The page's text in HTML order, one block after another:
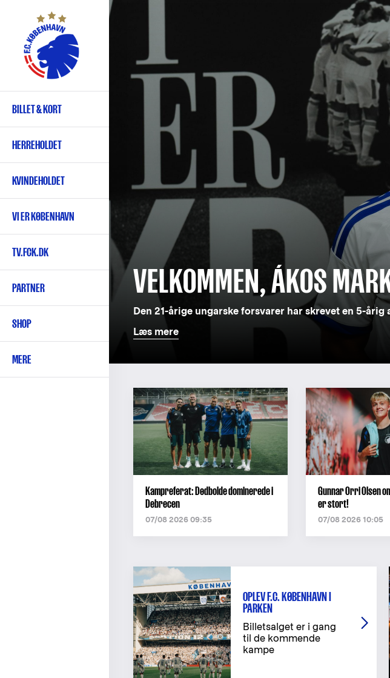
hovedindhold
Primær
navigation
BILLET & KORT
HERREHOLDET
KVINDEHOLDET
VI ER KØBENHAVN
TV.FCK.DK
PARTNER
SHOP
MERE
VELKOMMEN, ÁKOS
Den 21-årige ungarske forsvarer har skrevet en 5-årig
Læs mere
Kampreferat: Dødbolde dominerede i
Debrecen
07/08 2026 09:35
Gunnar Orri Olsen
er stort!
07/08 2026 10:05
OPLEV F.C. KØBENHAVN I
PARKEN
Billetsalget er i gang
til de kommende
kampe